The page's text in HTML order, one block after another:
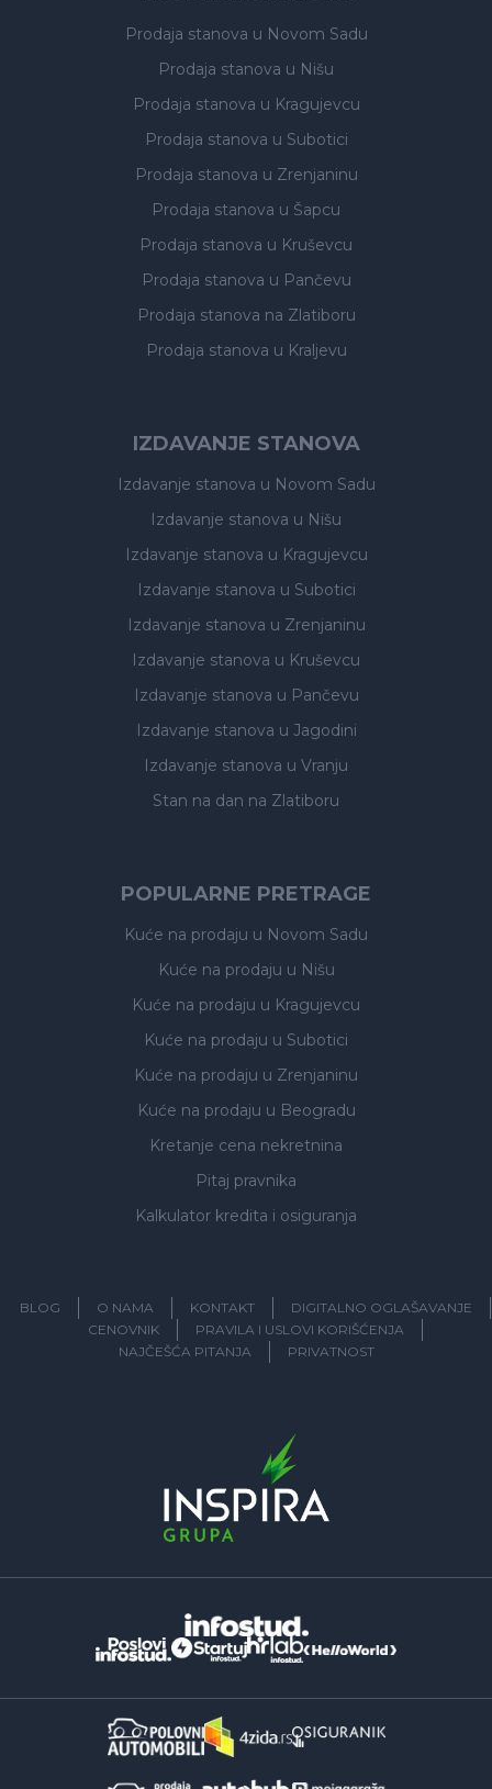
Prodaja stanova u Novom Sadu
Prodaja stanova u Nišu
Prodaja stanova u Kragujevcu
Prodaja stanova u Subotici
Prodaja stanova u Zrenjaninu
Prodaja stanova u Šapcu
Prodaja stanova u Kruševcu
Prodaja stanova u Pančevu
Prodaja stanova na Zlatiboru
Prodaja stanova u Kraljevu
IZDAVANJE STANOVA
Izdavanje stanova u Novom Sadu
Izdavanje stanova u Nišu
Izdavanje stanova u Kragujevcu
Izdavanje stanova u Subotici
Izdavanje stanova u Zrenjaninu
Izdavanje stanova u Kruševcu
Izdavanje stanova u Pančevu
Izdavanje stanova u Jagodini
Izdavanje stanova u Vranju
Stan na dan na Zlatiboru
POPULARNE PRETRAGE
Kuće na prodaju u Novom Sadu
Kuće na prodaju u Nišu
Kuće na prodaju u Kragujevcu
Kuće na prodaju u Subotici
Kuće na prodaju u Zrenjaninu
Kuće na prodaju u Beogradu
Kretanje cena nekretnina
Pitaj pravnika
Kalkulator kredita i osiguranja
BLOG O NAMA KONTAKT
DIGITALNO OGLAŠAVANJE
CENOVNIK
PRAVILA I USLOVI KORIŠĆENJA
NAJČEŠĆA PITANJA
PRIVATNOST